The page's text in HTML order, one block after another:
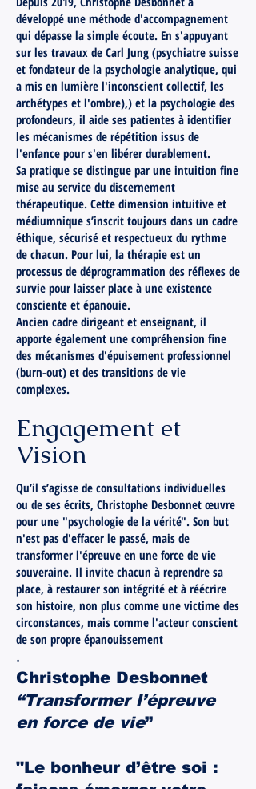
développé une méthode d'accompagnement
qui dépasse la simple écoute. En s'appuyant
sur les travaux de Carl Jung (psychiatre suisse
et fondateur de la psychologie analytique, qui
a mis en lumière l'inconscient collectif, les
archétypes et l'ombre),) et la psychologie des
profondeurs, il aide ses patientes à identifier
les mécanismes de répétition issus de
l'enfance pour s'en libérer durablement.
Sa pratique se distingue par une intuition fine
mise au service du discernement
thérapeutique. Cette dimension intuitive et
médiumnique s’inscrit toujours dans un cadre
éthique, sécurisé et respectueux du rythme
de chacun. Pour lui, la thérapie est un
processus de déprogrammation des réflexes de
survie pour laisser place à une existence
consciente et épanouie.
Ancien cadre dirigeant et enseignant, il
apporte également une compréhension fine
des mécanismes d'épuisement professionnel
(burn-out) et des transitions de vie
complexes.
Engagement et
Vision
Qu’il s’agisse de consultations individuelles
ou de ses écrits, Christophe Desbonnet œuvre
pour une "psychologie de la vérité". Son but
n'est pas d'effacer le passé, mais de
transformer l'épreuve en une force de vie
souveraine. Il invite chacun à reprendre sa
place, à restaurer son intégrité et à réécrire
son histoire, non plus comme une victime des
circonstances, mais comme l'acteur conscient
de son propre épanouissement
.
Christophe Desbonnet
“Transformer l’épreuve
en force de vie”
"Le bonheur d’être soi :